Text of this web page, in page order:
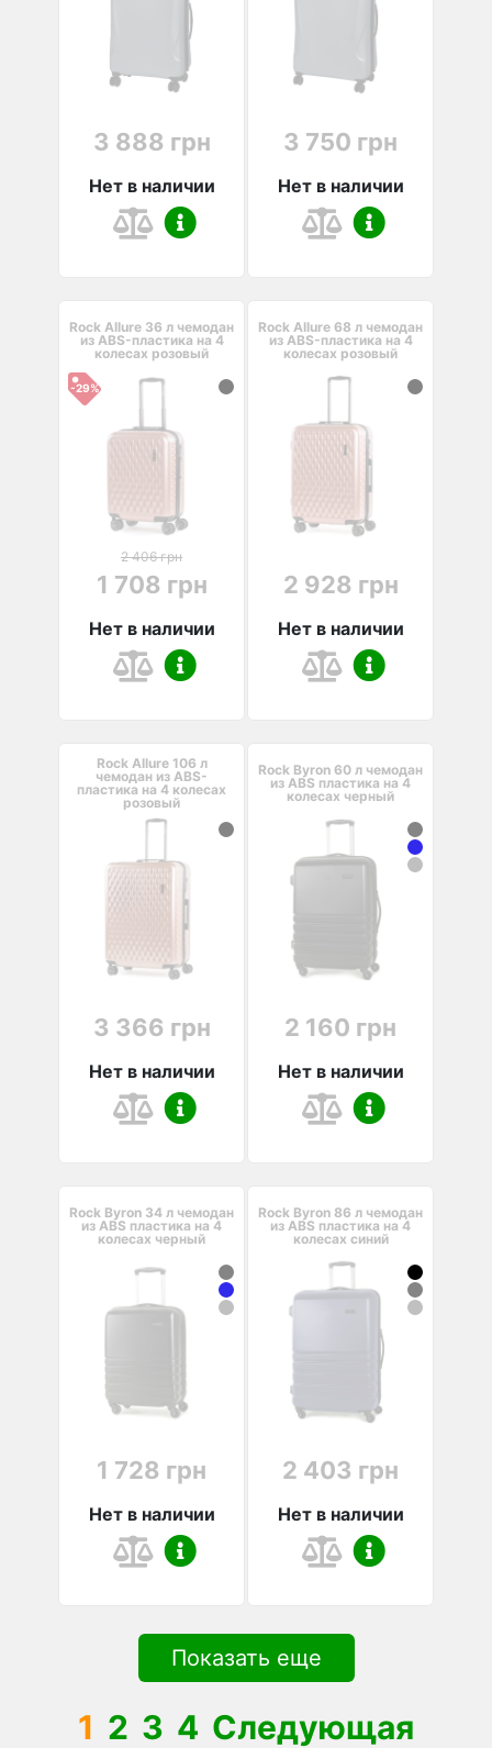
3 888 грн
Нет в наличии
3 750 грн
Нет в наличии
Rock Allure 36 л чемодан
из ABS-пластика на 4
колесах розовый
-29%
2 406 грн
1 708 грн
Нет в наличии
Rock Allure 68 л чемодан
из ABS-пластика на 4
колесах розовый
2 928 грн
Нет в наличии
Rock Allure 106 л
чемодан из ABS-
пластика на 4 колесах
розовый
3 366 грн
Нет в наличии
Rock Byron 60 л чемодан
из ABS пластика на 4
колесах черный
2 160 грн
Нет в наличии
Rock Byron 34 л чемодан
из ABS пластика на 4
колесах черный
1 728 грн
Нет в наличии
Rock Byron 86 л чемодан
из ABS пластика на 4
колесах синий
2 403 грн
Нет в наличии
Показать еще
1 2 3 4 Следующая